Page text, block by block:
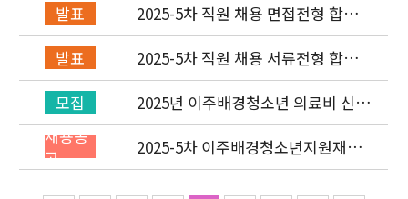
발표
2025-5차 직원 채용 면접전형 합격
자 발표 및 적격심사 안내
발표
2025-5차 직원 채용 서류전형 합격
자 발표 및 면접전형 안내
모집
2025년 이주배경청소년 의료비 신청
(3차) 안내
채용공
고
2025-5차 이주배경청소년지원재단
직원(개발협력부) 채용공고 (~9/14)